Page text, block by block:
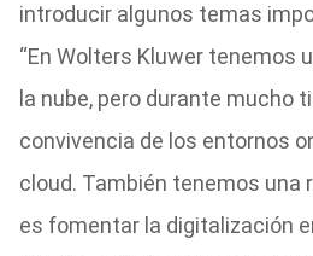
introducir algunos temas
“En Wolters Kluwer tenemos
la nube, pero durante mucho
convivencia de los entornos
cloud. También tenemos una
es fomentar la digitalización